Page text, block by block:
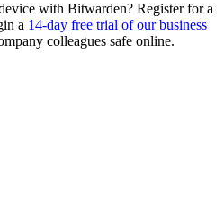
with Bitwarden? Register for a
a 14-day free trial of our business
colleagues safe online.